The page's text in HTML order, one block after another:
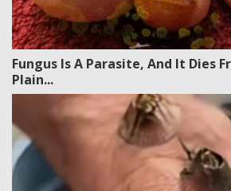
Fungus Is A Parasite, And It Dies
Plain...